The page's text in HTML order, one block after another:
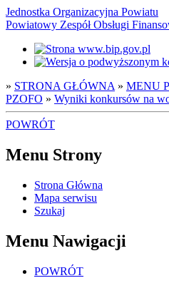
Jednostka Organizacyjna Powiatu
Powiatowy Zespół Obsługi
» STRONA GŁÓWNA » MENU
PZOFO » Wyniki konkursów na
POWRÓT
Menu Strony
Strona Główna
Mapa serwisu
Szukaj
Menu Nawigacji
POWRÓT